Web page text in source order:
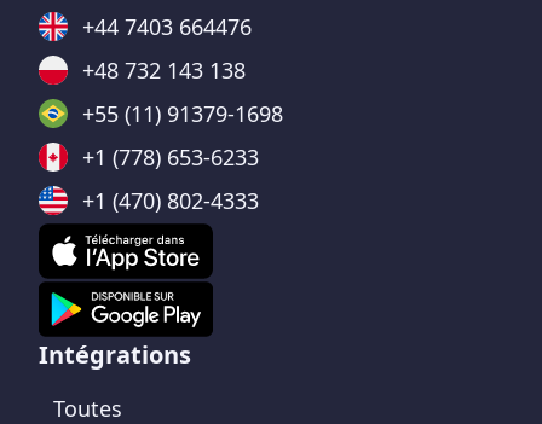
+44 7403 664476
+48 732 143 138
+55 (11) 91379-1698
+1 (778) 653-6233
+1 (470) 802-4333
Intégrations
Toutes